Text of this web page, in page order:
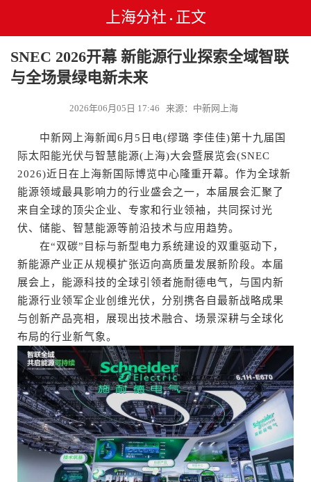
上海分社 • 正文
SNEC 2026开幕 新能源行业探索全域智联
与全场景绿电新未来
2026年06月05日 17:46 来源：中新网上海
中新网上海新闻6月5日电(缪璐 李佳佳)第十九届国
际太阳能光伏与智慧能源(上海)大会暨展览会(SNEC
2026)近日在上海新国际博览中心隆重开幕。作为全球新
能源领域最具影响力的行业盛会之一，本届展会汇聚了
来自全球的顶尖企业、专家和行业领袖，共同探讨光
伏、储能、智慧能源等前沿技术与应用趋势。
在“双碳”目标与新型电力系统建设的双重驱动下，
新能源产业正从规模扩张迈向高质量发展新阶段。本届
展会上，能源科技的全球引领者施耐德电气，与国内新
能源行业领军企业创维光伏，分别携各自最新战略成果
与创新产品亮相，展现出技术融合、场景深耕与全球化
布局的行业新气象。